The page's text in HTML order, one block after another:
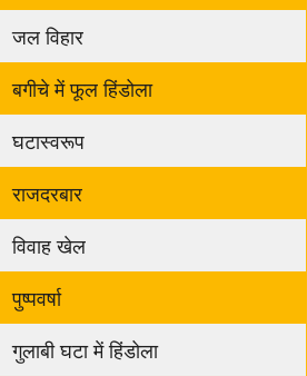
जल विहार
बगीचे में फूल हिंडोला
घटास्वरूप
राजदरबार
विवाह खेल
पुष्पवर्षा
गुलाबी घटा में हिंडोला